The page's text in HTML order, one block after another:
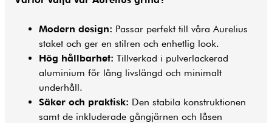
Modern design: Passar perfekt till våra Aurelius
staket och ger en stilren och enhetlig look.
Hög hållbarhet: Tillverkad i pulverlackerad
aluminium för lång livslängd och minimalt
underhåll.
Säker och praktisk: Den stabila konstruktionen
samt de inkluderade gångjärnen och låsen